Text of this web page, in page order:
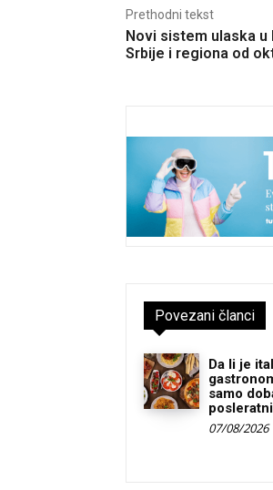
Prethodni tekst
Novi sistem ulaska u
Srbije i regiona od
Povezani članci
Da li je
samo
07/08/2026